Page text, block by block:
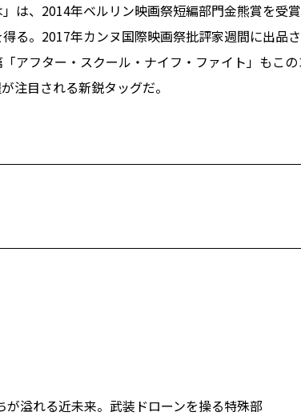
は、2014年ベルリン映画祭短編部門金熊賞を受
る。2017年カンヌ国際映画祭批評家週間に出品
アフター・スクール・ナイフ・ファイト」もこ
注目される新鋭タッグだ。
溢れる近未来。武装ドローンを操る特殊部